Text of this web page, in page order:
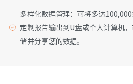
多样化数据管理：可将多达
定制报告输出到U盘或个人计算机
储并分享您的数据。